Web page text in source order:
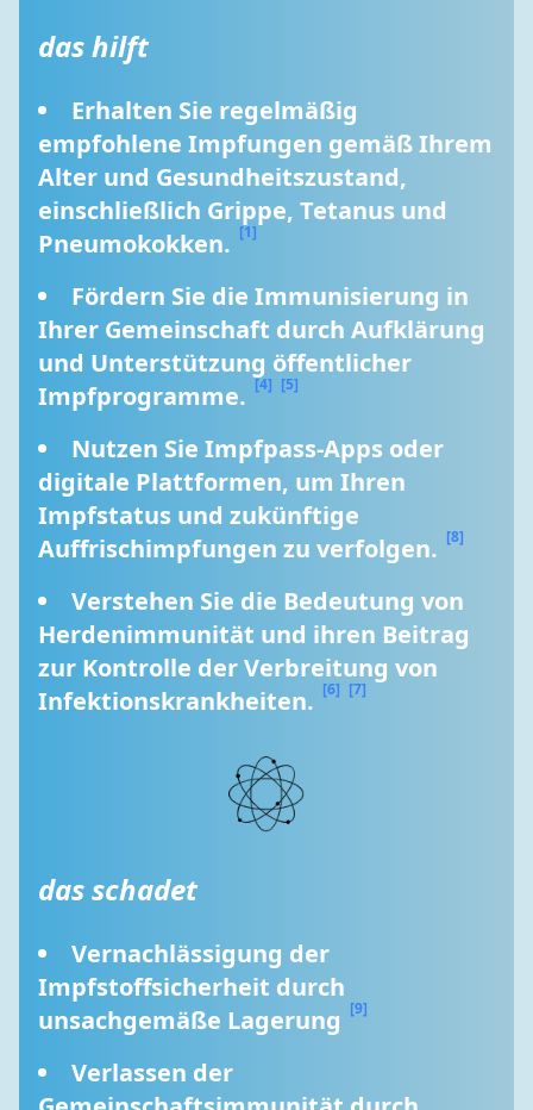
das hilft
Erhalten Sie regelmäßig
empfohlene Impfungen gemäß Ihrem
Alter und Gesundheitszustand,
einschließlich Grippe, Tetanus und
Pneumokokken. [1]
Fördern Sie die Immunisierung in
Ihrer Gemeinschaft durch Aufklärung
und Unterstützung öffentlicher
Impfprogramme. [4] [5]
Nutzen Sie Impfpass-Apps oder
digitale Plattformen, um Ihren
Impfstatus und zukünftige
Auffrischimpfungen zu verfolgen. [8]
Verstehen Sie die Bedeutung von
Herdenimmunität und ihren Beitrag
zur Kontrolle der Verbreitung von
Infektionskrankheiten. [6] [7]
das schadet
Vernachlässigung der
Impfstoffsicherheit durch
unsachgemäße Lagerung [9]
Verlassen der